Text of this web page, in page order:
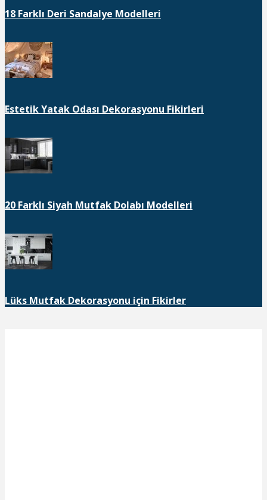
18 Farklı Deri Sandalye Modelleri
Estetik Yatak Odası Dekorasyonu Fikirleri
20 Farklı Siyah Mutfak Dolabı Modelleri
Lüks Mutfak Dekorasyonu için Fikirler